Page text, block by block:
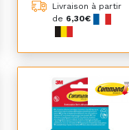
Livraison à partir
de 6,30€